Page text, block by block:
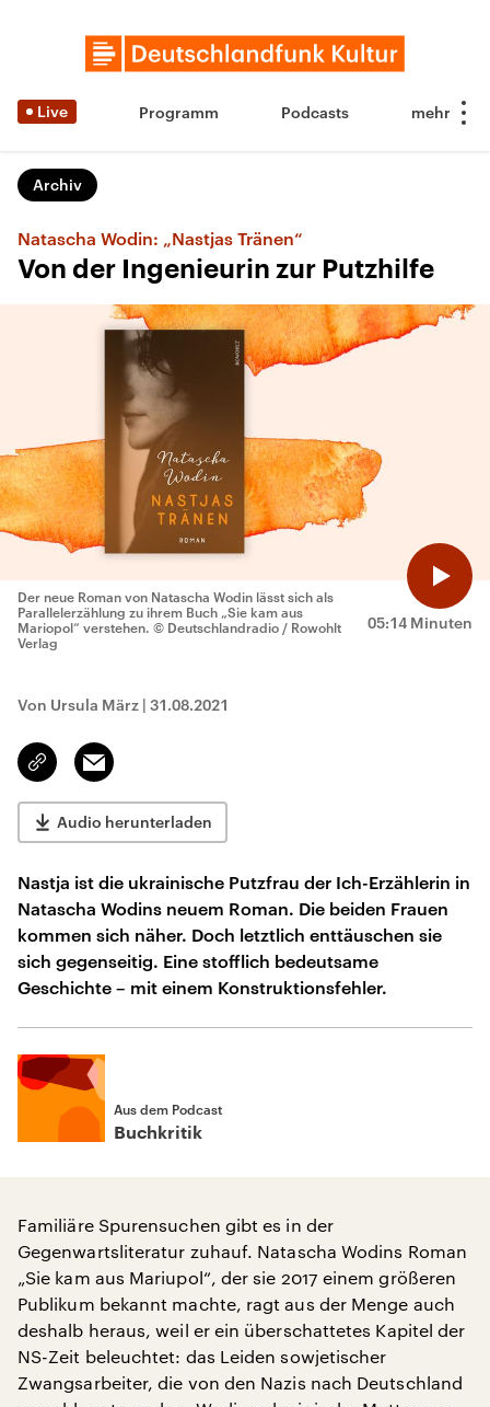
Live Programm Podcasts
Archiv
Natascha Wodin: „Nastjas Tränen“
Von der Ingenieurin zur Putzhilfe
05:14 Minuten
Der neue Roman von Natascha Wodin lässt sich als
Parallelerzählung zu ihrem Buch „Sie kam aus
Mariopol“ verstehen. © Deutschlandradio / Rowohlt
Verlag
Von Ursula März | 31.08.2021
Link
kopieren/teilen
Email
Audio herunterladen
Nastja ist die ukrainische Putzfrau der Ich-Erzählerin in
Natascha Wodins neuem Roman. Die beiden Frauen
kommen sich näher. Doch letztlich enttäuschen sie
sich gegenseitig. Eine stofflich bedeutsame
Geschichte – mit einem Konstruktionsfehler.
Aus dem Podcast
Buchkritik
Familiäre Spurensuchen gibt es in der
Gegenwartsliteratur zuhauf. Natascha Wodins Roman
„Sie kam aus Mariupol“, der sie 2017 einem größeren
Publikum bekannt machte, ragt aus der Menge auch
deshalb heraus, weil er ein überschattetes Kapitel der
NS-Zeit beleuchtet: das Leiden sowjetischer
Zwangsarbeiter, die von den Nazis nach Deutschland